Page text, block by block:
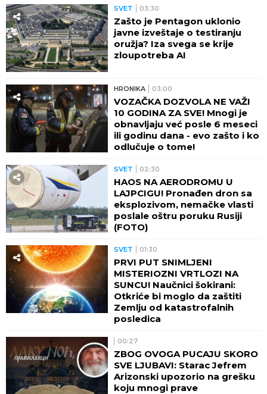
SVET 03:30
Zašto je Pentagon uklonio
javne izveštaje o testiranju
oružja? Iza svega se krije
zloupotreba AI
HRONIKA 03:00
VOZAČKA DOZVOLA NE VAŽI
10 GODINA ZA SVE! Mnogi je
obnavljaju već posle 6 meseci
ili godinu dana - evo zašto i ko
odlučuje o tome!
SVET 02:30
HAOS NA AERODROMU U
LAJPCIGU! Pronađen dron sa
eksplozivom, nemačke vlasti
poslale oštru poruku Rusiji
(FOTO)
SVET 01:30
PRVI PUT SNIMLJENI
MISTERIOZNI VRTLOZI NA
SUNCU! Naučnici šokirani:
Otkriće bi moglo da zaštiti
Zemlju od katastrofalnih
posledica
00:27
ZBOG OVOGA PUCAJU SKORO
SVE LJUBAVI: Starac Jefrem
Arizonski upozorio na grešku
koju mnogi prave